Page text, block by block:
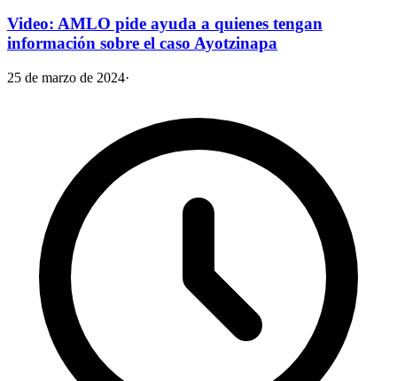
Video: AMLO pide ayuda a quienes tengan
información sobre el caso Ayotzinapa
25 de marzo de 2024·